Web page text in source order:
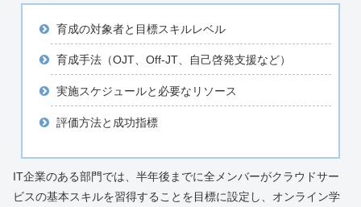
育成の対象者と目標スキルレベル
育成手法（OJT、Off-JT、自己啓発支援など）
実施スケジュールと必要なリソース
評価方法と成功指標
IT企業のある部門では、半年後までに全メンバーがクラウドサー
ビスの基本スキルを習得することを目標に設定し、オンライン学